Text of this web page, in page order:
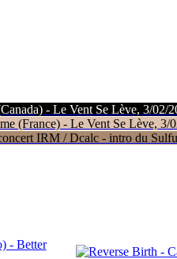
- Le Vent Se Lève, 3/02/
(France) - Le Vent Se Lève, 3/
IRM / Dcalc - intro du